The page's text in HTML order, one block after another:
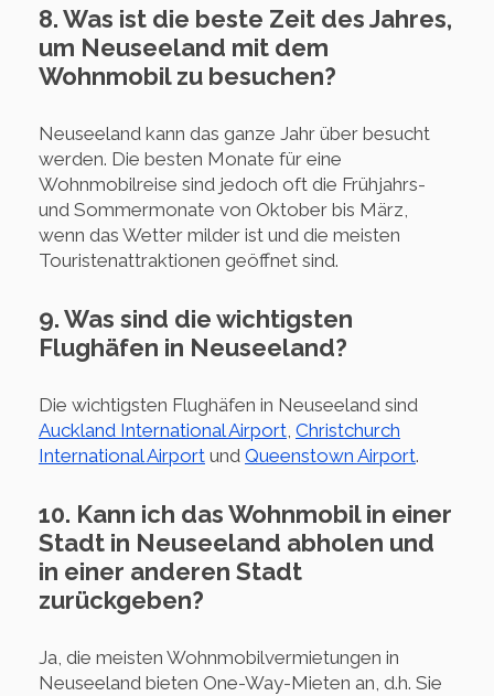
8. Was ist die beste Zeit des Jahres,
um Neuseeland mit dem
Wohnmobil zu besuchen?
Neuseeland kann das ganze Jahr über besucht
werden. Die besten Monate für eine
Wohnmobilreise sind jedoch oft die Frühjahrs-
und Sommermonate von Oktober bis März,
wenn das Wetter milder ist und die meisten
Touristenattraktionen geöffnet sind.
9. Was sind die wichtigsten
Flughäfen in Neuseeland?
Die wichtigsten Flughäfen in Neuseeland sind
Auckland International Airport, Christchurch
International Airport und Queenstown Airport.
10. Kann ich das Wohnmobil in einer
Stadt in Neuseeland abholen und
in einer anderen Stadt
zurückgeben?
Ja, die meisten Wohnmobilvermietungen in
Neuseeland bieten One-Way-Mieten an, d.h. Sie